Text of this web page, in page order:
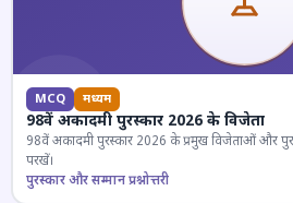
MCQ मध्यम
98वें अकादमी पुरस्कार 2026 के विजेता
98वें अकादमी पुरस्कार 2026 के प्रमुख विजेताओं और
परखें।
पुरस्कार और सम्मान प्रश्नोत्तरी